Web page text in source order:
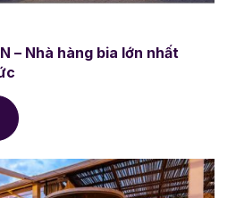
– Nhà hàng bia lớn nhất